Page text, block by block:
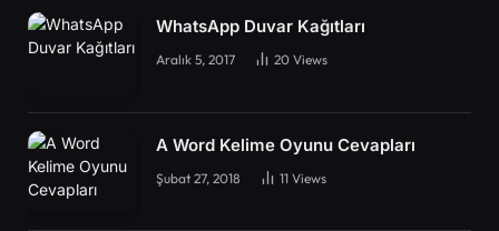
WhatsApp Duvar Kağıtları
Aralık 5, 2017 20 Views
A Word Kelime Oyunu Cevapları
Şubat 27, 2018 11 Views